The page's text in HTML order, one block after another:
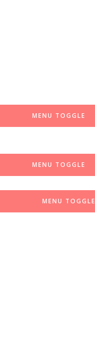
MENU TOGGLE
MENU TOGGLE
MENU TOGGLE